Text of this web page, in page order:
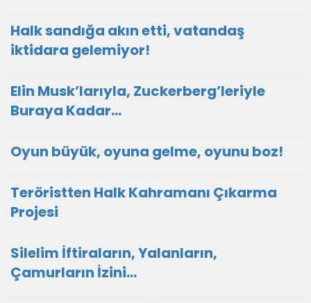
Halk sandığa akın etti, vatandaş
iktidara gelemiyor!
Elin Musk’larıyla, Zuckerberg’leriyle
Buraya Kadar…
Oyun büyük, oyuna gelme, oyunu boz!
Teröristten Halk Kahramanı Çıkarma
Projesi
Silelim İftiraların, Yalanların,
Çamurların İzini…